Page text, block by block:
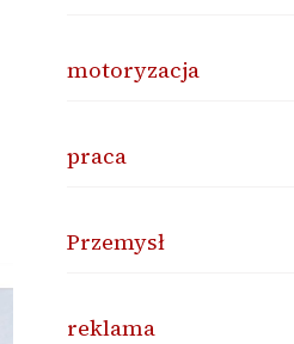
motoryzacja
praca
Przemysł
reklama